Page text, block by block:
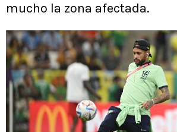
mucho la zona afectada.